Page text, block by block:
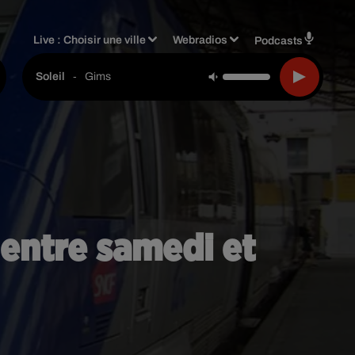
Live :Choisir une ville Webradios Podcasts
Soleil - Gims
samedi et